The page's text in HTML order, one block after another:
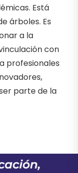
Está
árboles. Es
a la
con
profesionales
parte de la